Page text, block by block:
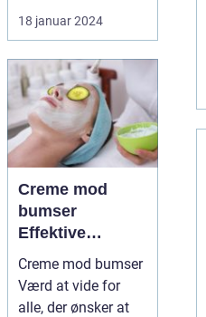
følelsesmæssigt
belastende, især ...
18 januar 2024
Creme mod
bumser
Effektive
løsninger til et
glattere og mere
sundt udseende
Creme mod bumser
Værd at vide for
alle, der ønsker at